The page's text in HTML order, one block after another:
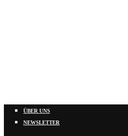
ÜBER UNS
NEWSLETTER